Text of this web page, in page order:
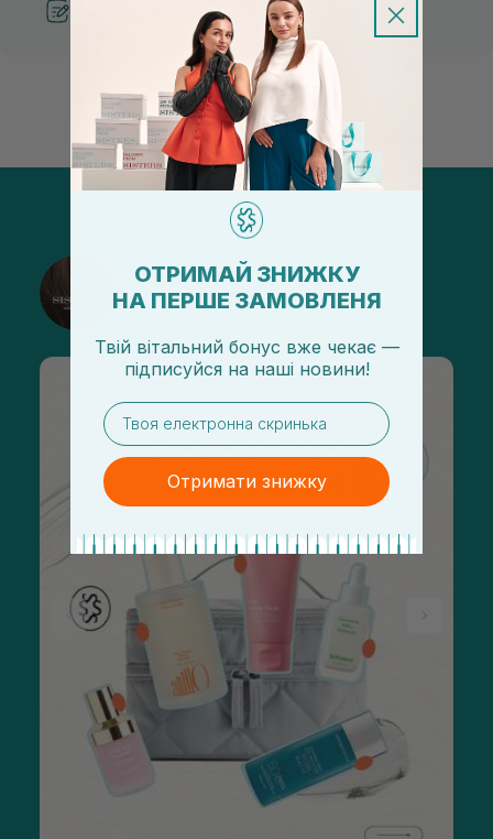
Рекомендації від косметологів
@sisters_stelmakh в Instagram
Підписатися
ОТРИМАЙ ЗНИЖКУ
НА ПЕРШЕ ЗАМОВЛЕНЯ
Твій вітальний бонус вже чекає —
підписуйся на наші новини!
email
Отримати знижку